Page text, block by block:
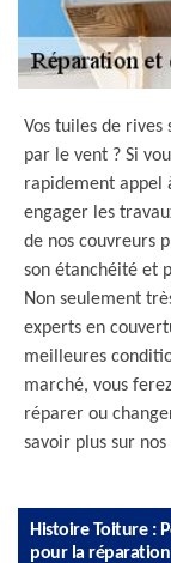
Vos tuiles de
par le vent ? Si
rapidement appel
engager les
de nos couvreurs
son étanchéité et
Non seulement
experts en
meilleures
marché, vous
réparer ou
savoir plus sur
Histoire Toiture :
pour la